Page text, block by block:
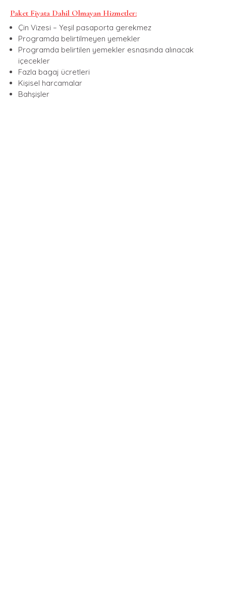
Paket Fiyata Dahil Olmayan Hizmetler:
Çin Vizesi – Yeşil pasaporta gerekmez
Programda belirtilmeyen yemekler
Programda belirtilen yemekler esnasında alınacak
içecekler
Fazla bagaj ücretleri
Kişisel harcamalar
Bahşişler